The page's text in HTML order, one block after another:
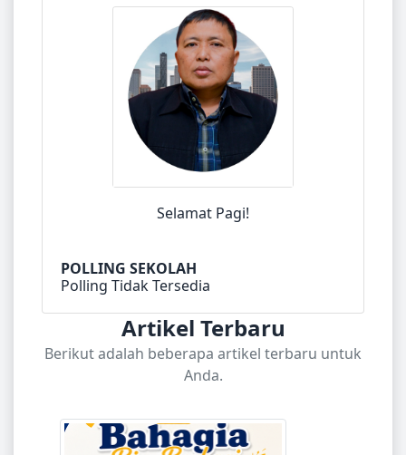
Artikel Terbaru
Berikut adalah beberapa artikel terbaru untuk
Anda.
Selamat Pagi!
POLLING SEKOLAH
Polling Tidak Tersedia